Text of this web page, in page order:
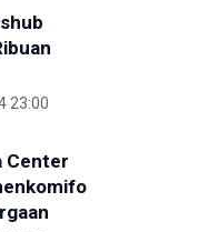
23:00
Center